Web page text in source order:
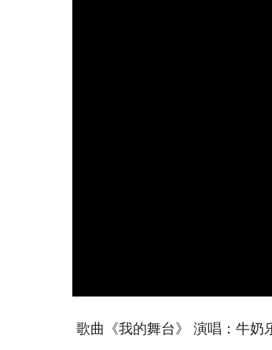
歌曲《我的舞台》 演唱：牛奶